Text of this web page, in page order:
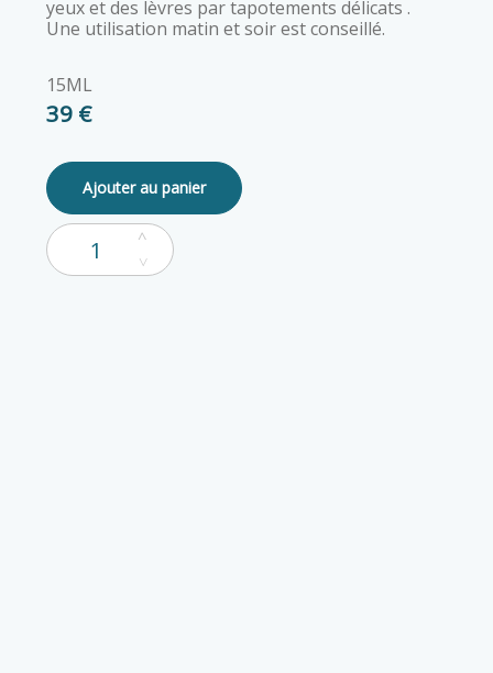
yeux et des lèvres par tapotements délicats .
Une utilisation matin et soir est conseillé.
15ML
39 €
Ajouter au panier